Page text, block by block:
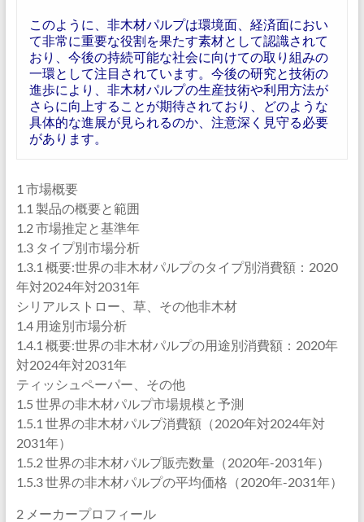
このように、非木材パルプは環境面、経済面におい
て非常に重要な役割を果たす素材として認識されて
おり、今後の持続可能な社会に向けての取り組みの
一環として注目されています。今後の研究と技術の
進歩により、非木材パルプの生産技術や利用方法が
さらに向上することが期待されており、どのような
具体的な進展が見られるのか、注意深く見守る必要
があります。
1 市場概要
1.1 製品の概要と範囲
1.2 市場推定と基準年
1.3 タイプ別市場分析
1.3.1 概要:世界の非木材パルプのタイプ別消費額：2020
年対2024年対2031年
シリアルストロー、草、その他非木材
1.4 用途別市場分析
1.4.1 概要:世界の非木材パルプの用途別消費額：2020年
対2024年対2031年
ティッシュペーパー、その他
1.5 世界の非木材パルプ市場規模と予測
1.5.1 世界の非木材パルプ消費額（2020年対2024年対
2031年）
1.5.2 世界の非木材パルプ販売数量（2020年-2031年）
1.5.3 世界の非木材パルプの平均価格（2020年-2031年）
2 メーカープロフィール